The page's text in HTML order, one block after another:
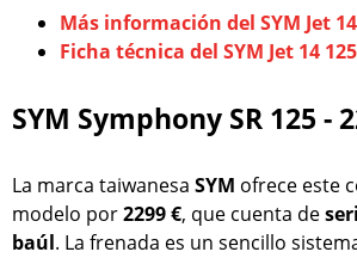
Más información del SYM Jet
Ficha técnica del SYM Jet 14 125
SYM Symphony SR 125 -
La marca taiwanesa SYM ofrece este
modelo por2299 €, que cuenta de
baúl. La frenada es un sencillo